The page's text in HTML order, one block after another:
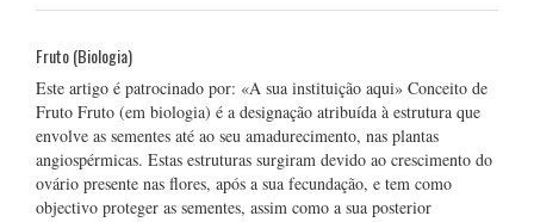
Fruto (Biologia)
Este artigo é patrocinado por: «A sua instituição aqui» Conceito de
Fruto Fruto (em biologia) é a designação atribuída à estrutura que
envolve as sementes até ao seu amadurecimento, nas plantas
angiospérmicas. Estas estruturas surgiram devido ao crescimento do
ovário presente nas flores, após a sua fecundação, e tem como
objectivo proteger as sementes, assim como a sua posterior